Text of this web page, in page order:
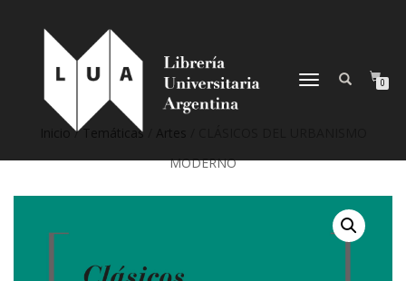
NAVEGACIÓN
0
/Temáticas
MODERNO